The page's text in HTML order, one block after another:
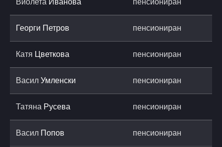
Георги Петров пенсиониран
Катя Цветкова пенсиониран
Васил Умленски пенсиониран
Татяна Русева пенсиониран
Васил Попов пенсиониран